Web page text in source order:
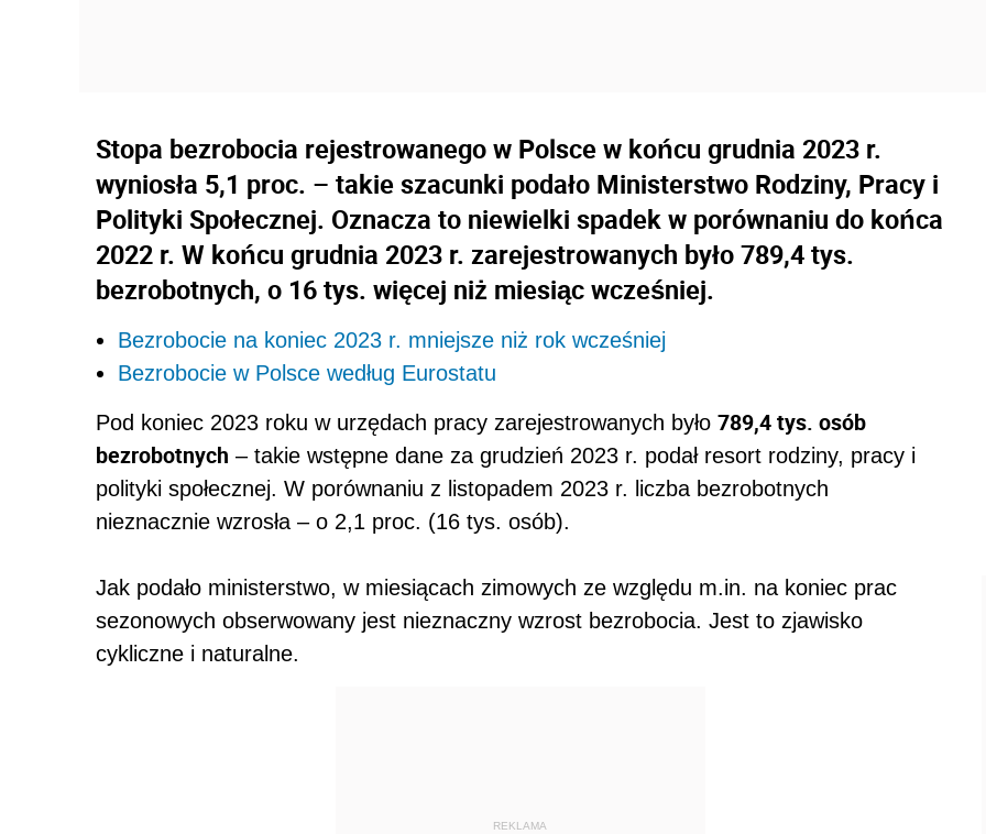
Stopa bezrobocia rejestrowanego w Polsce w końcu grudnia 2023 r.
wyniosła 5,1 proc. – takie szacunki podało Ministerstwo Rodziny, Pracy i
Polityki Społecznej. Oznacza to niewielki spadek w porównaniu do końca
2022 r. W końcu grudnia 2023 r. zarejestrowanych było 789,4 tys.
bezrobotnych, o 16 tys. więcej niż miesiąc wcześniej.
Bezrobocie na koniec 2023 r. mniejsze niż rok wcześniej
Bezrobocie w Polsce według Eurostatu
Pod koniec 2023 roku w urzędach pracy zarejestrowanych było 789,4 tys. osób
bezrobotnych – takie wstępne dane za grudzień 2023 r. podał resort rodziny, pracy i
polityki społecznej. W porównaniu z listopadem 2023 r. liczba bezrobotnych
nieznacznie wzrosła – o 2,1 proc. (16 tys. osób).
Jak podało ministerstwo, w miesiącach zimowych ze względu m.in. na koniec prac
sezonowych obserwowany jest nieznaczny wzrost bezrobocia. Jest to zjawisko
cykliczne i naturalne.
REKLAMA